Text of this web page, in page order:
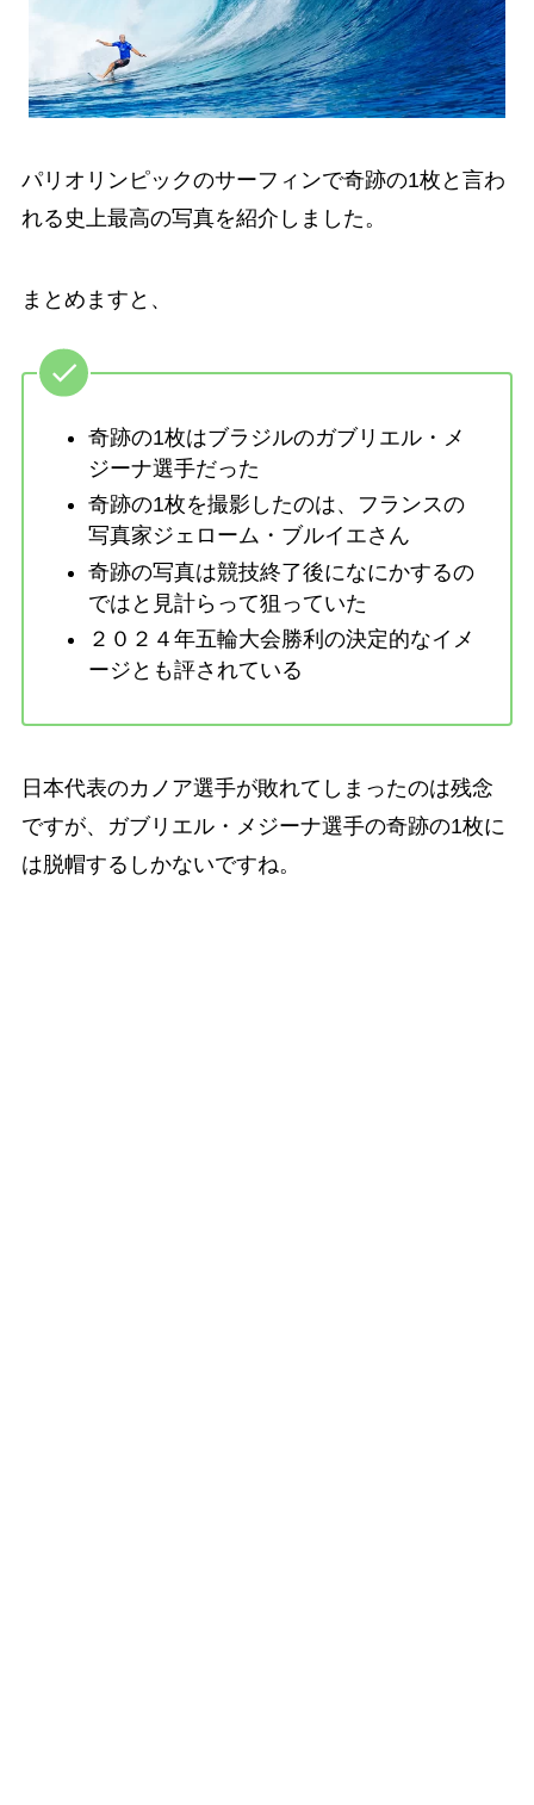
パリオリンピックのサーフィンで奇跡の1枚と言わ
れる史上最高の写真を紹介しました。
まとめますと、
奇跡の1枚はブラジルのガブリエル・メ
ジーナ選手だった
奇跡の1枚を撮影したのは、フランスの
写真家ジェローム・ブルイエさん
奇跡の写真は競技終了後になにかするの
ではと見計らって狙っていた
２０２４年五輪大会勝利の決定的なイメ
ージとも評されている
日本代表のカノア選手が敗れてしまったのは残念
ですが、ガブリエル・メジーナ選手の奇跡の1枚に
は脱帽するしかないですね。